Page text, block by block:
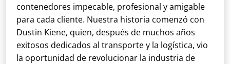
contenedores impecable, profesional y amigable
para cada cliente. Nuestra historia comenzó con
Dustin Kiene, quien, después de muchos años
exitosos dedicados al transporte y la logística, vio
la oportunidad de revolucionar la industria de